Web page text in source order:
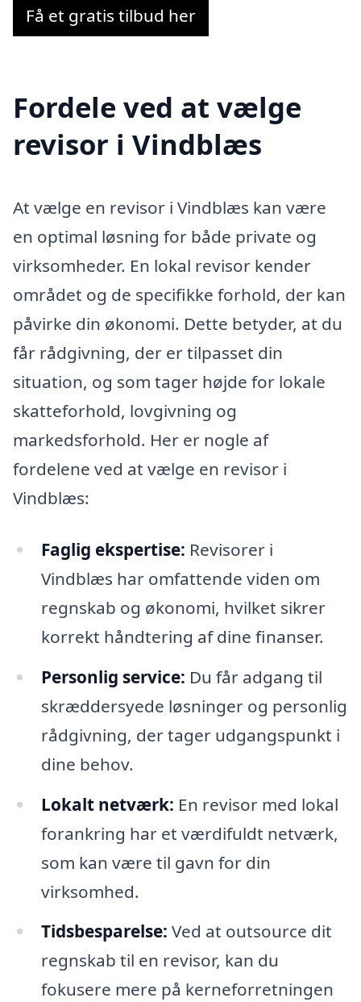
Få et gratis tilbud her
Fordele ved at vælge
revisor i Vindblæs
At vælge en revisor i Vindblæs kan være
en optimal løsning for både private og
virksomheder. En lokal revisor kender
området og de specifikke forhold, der kan
påvirke din økonomi. Dette betyder, at du
får rådgivning, der er tilpasset din
situation, og som tager højde for lokale
skatteforhold, lovgivning og
markedsforhold. Her er nogle af
fordelene ved at vælge en revisor i
Vindblæs:
Faglig ekspertise: Revisorer i
Vindblæs har omfattende viden om
regnskab og økonomi, hvilket sikrer
korrekt håndtering af dine finanser.
Personlig service: Du får adgang til
skræddersyede løsninger og personlig
rådgivning, der tager udgangspunkt i
dine behov.
Lokalt netværk: En revisor med lokal
forankring har et værdifuldt netværk,
som kan være til gavn for din
virksomhed.
Tidsbesparelse: Ved at outsource dit
regnskab til en revisor, kan du
fokusere mere på kerneforretningen